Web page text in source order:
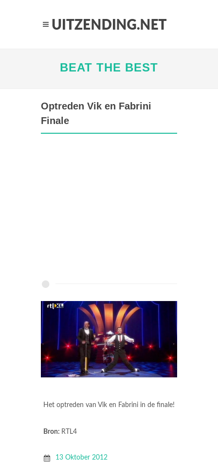
BEAT THE BEST
Optreden Vik en Fabrini
Finale
Het optreden van Vik en Fabrini in de finale!
Bron: RTL4
13 Oktober 2012